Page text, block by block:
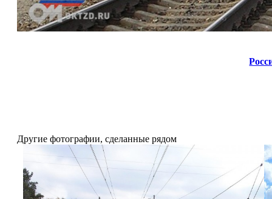
Другие фотографии, сделанные рядом